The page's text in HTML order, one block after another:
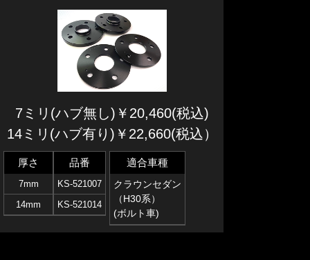
7ミリ(ハブ無し)￥20,460(税込)
14ミリ(ハブ有り)￥22,660(税込）
厚さ
7mm
14mm
品番
KS-521007
KS-521014
適合車種
クラウンセダン
（H30系）
(ボルト車)